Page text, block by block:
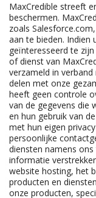
MaxCredible streeft
beschermen.
zoals
aan te bieden.
geïnteresseerd te
of dienst van
verzameld in
delen met onze
heeft geen controle
van de gegevens die
en hun gebruik van
met hun eigen
persoonlijke
diensten namens
informatie
website hosting, het
producten en
onze producten,